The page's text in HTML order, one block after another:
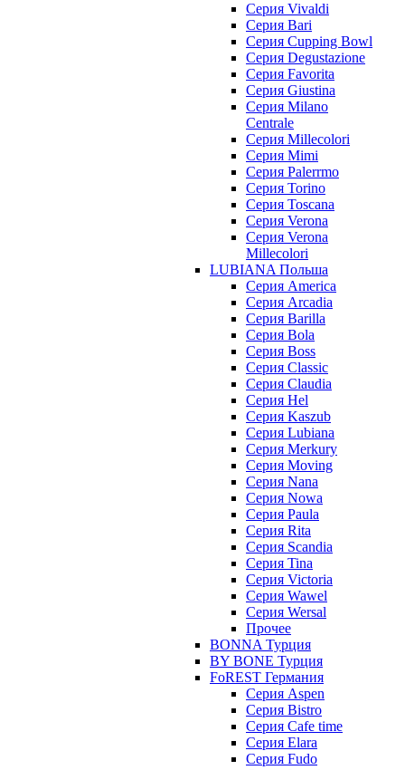
Cерия Vivaldi
Серия Bari
Серия Cupping Bowl
Серия Degustazione
Серия Favorita
Серия Giustina
Серия Milano
Centrale
Серия Millecolori
Серия Mimi
Серия Palerrmo
Серия Torino
Серия Toscana
Серия Verona
Серия Verona
Millecolori
LUBIANA Польша
Серия America
Серия Arcadia
Серия Barilla
Серия Bola
Серия Boss
Серия Classic
Серия Claudia
Серия Hel
Серия Kaszub
Серия Lubiana
Серия Merkury
Серия Moving
Серия Nana
Серия Nowa
Серия Paula
Серия Rita
Серия Scandia
Серия Tina
Серия Victoria
Серия Wawel
Серия Wersal
Прочее
BONNA Турция
BY BONE Турция
FoREST Германия
Серия Aspen
Серия Bistro
Серия Cafe time
Серия Elara
Серия Fudo